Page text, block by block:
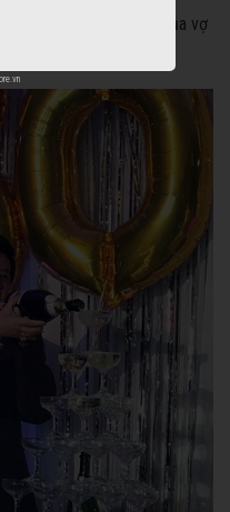
có sự chăm sóc của vợ
dáng.